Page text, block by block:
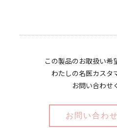
この製品のお取扱い希
わたしの名医カスタ
お問い合わせ
お問い合わ